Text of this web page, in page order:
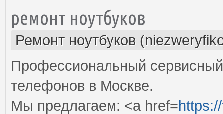
ремонт ноутбуков
Ремонт ноутбуков
Профессиональный
телефонов в Москве.
Мы предлагаем: <a href=